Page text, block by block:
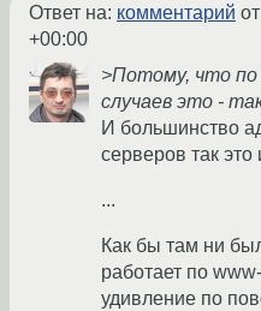
Ответ на: комментарий
+00:00
>Потому, что
случаев это -
И большинство
серверов так
...
Как бы там ни
работает по
удивление по